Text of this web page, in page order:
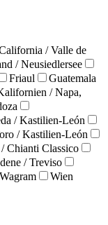
/ Valle de
/ Neusiedlersee
Friaul
Guatemala
/ Napa,
/ Kastilien-León
/ Kastilien-León
/ Chianti Classico
/ Treviso
Wagram Wien